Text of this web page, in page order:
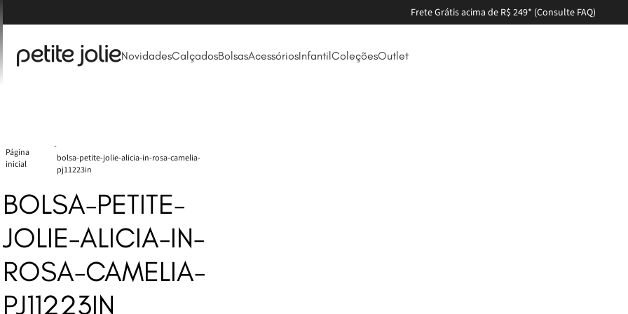
NovidadesCalçadosBolsasAcessóriosInfantilColeçõesOutlet
bolsa-petite-jolie-alicia-in-rosa-camelia-
pj11223in
BOLSA-PETITE-
JOLIE-ALICIA-IN-
ROSA-CAMELIA-
PJ11223IN